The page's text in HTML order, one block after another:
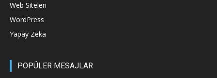
Web Siteleri
WordPress
Yapay Zeka
POPÜLER MESAJLAR